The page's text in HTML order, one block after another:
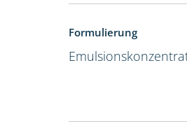
Formulierung